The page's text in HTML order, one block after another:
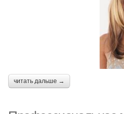
читать дальше →